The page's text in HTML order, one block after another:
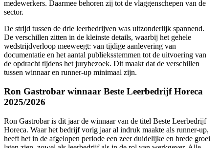
medewerkers. Daarmee behoren zij tot de vlaggenschepen van de
sector.
De strijd tussen de drie leerbedrijven was uitzonderlijk spannend.
De verschillen zitten in de kleinste details, waarbij het gehele
wedstrijdverloop meeweegt: van tijdige aanlevering van
documentatie en het aantal publieksstemmen tot de uitvoering van
de opdracht tijdens het jurybezoek. Dit maakt dat de verschillen
tussen winnaar en runner-up minimaal zijn.
Ron Gastrobar winnaar Beste Leerbedrijf Horeca
2025/2026
Ron Gastrobar is dit jaar de winnaar van de titel Beste Leerbedrijf
Horeca. Waar het bedrijf vorig jaar al indruk maakte als runner-up,
heeft het in de afgelopen periode een zeer duidelijke en brede groei